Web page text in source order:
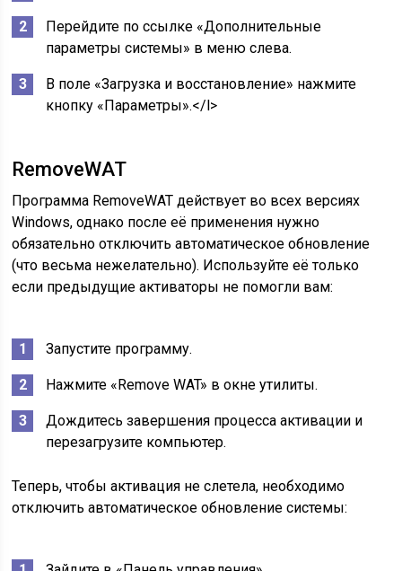
Перейдите по ссылке «Дополнительные
параметры системы» в меню слева.
В поле «Загрузка и восстановление» нажмите
кнопку «Параметры».</l>
RemoveWAT
Программа RemoveWAT действует во всех версиях
Windows, однако после её применения нужно
обязательно отключить автоматическое обновление
(что весьма нежелательно). Используйте её только
если предыдущие активаторы не помогли вам:
Запустите программу.
Нажмите «Remove WAT» в окне утилиты.
Дождитесь завершения процесса активации и
перезагрузите компьютер.
Теперь, чтобы активация не слетела, необходимо
отключить автоматическое обновление системы: